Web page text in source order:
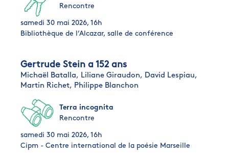
Rencontre
samedi 30 mai 2026, 16h
Bibliothèque de l’Alcazar, salle de conférence
Gertrude Stein a 152 ans
Michaël Batalla, Liliane Giraudon, David Lespiau,
Martin Richet, Philippe Blanchon
Terra incognita
Rencontre
samedi 30 mai 2026, 16h
Cipm - Centre international de la poésie Marseille